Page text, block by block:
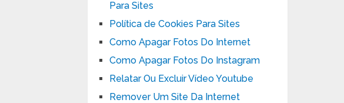
Para Sites
Política de Cookies Para Sites
Como Apagar Fotos Do Internet
Como Apagar Fotos Do Instagram
Relatar Ou Excluir Vídeo Youtube
Remover Um Site Da Internet